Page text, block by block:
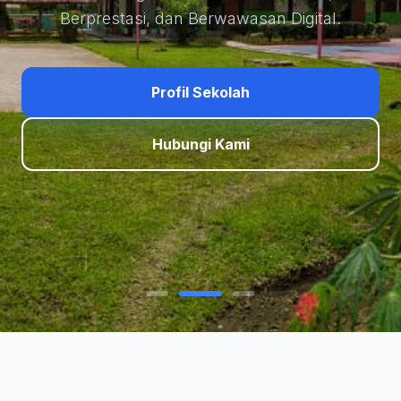
Berprestasi, dan Berwawasan Digital.
Profil Sekolah
Hubungi Kami